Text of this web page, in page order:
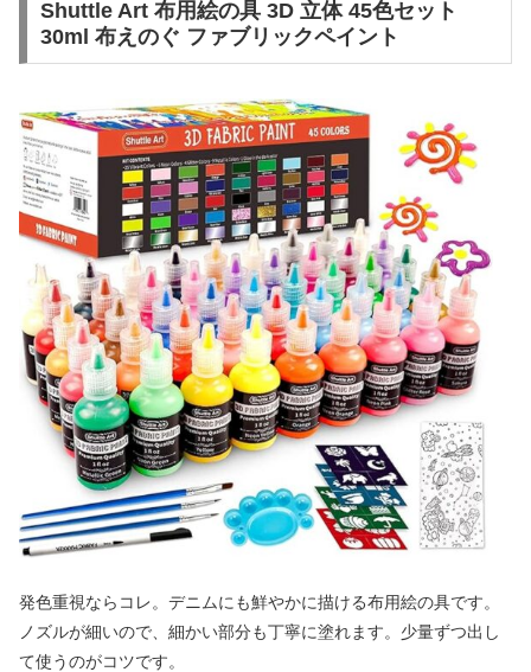
Shuttle Art 布用絵の具 3D 立体 45色セット
30ml 布えのぐ ファブリックペイント
発色重視ならコレ。デニムにも鮮やかに描ける布用絵の具です。
ノズルが細いので、細かい部分も丁寧に塗れます。少量ずつ出し
て使うのがコツです。